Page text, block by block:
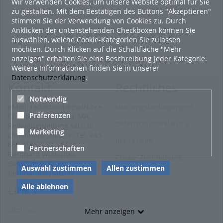
zu gestalten. Mit dem Bestätigen des Buttons "Akzeptieren"
stimmen Sie der Verwendung von Cookies zu. Durch
Anklicken der untenstehenden Checkboxen können Sie
auswählen, welche Cookie-Kategorien Sie zulassen
möchten. Durch Klicken auf die Schaltfläche "Mehr
anzeigen" erhalten Sie eine Beschreibung jeder Kategorie.
Weitere Informationen finden Sie in unserer
Datenschutzerklärung.
Notwendig
Präferenzen
Marketing
Partnerschaften
Auswahl zustimmen
Allen zustimmen
Alle ablehnen
Mehr anzeigen
Kontakt
Christina Wiatschka, MA,
Redaktionsleitung salzi.tv
christina[@]salzi.tv; Tel. +43
660 818 02 52 + Mag.
Bernhard Wiatschka,
Geschäftsführung
bernhard[@]salzi.tv
Rechtliches
Cookie-Zustimmung
Links